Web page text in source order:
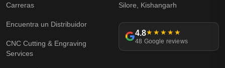
Carreras
Encuentra un Distribuidor
CNC Cutting & Engraving
Services
Silore, Kishangarh
4.8★★★★★
48 Google reviews